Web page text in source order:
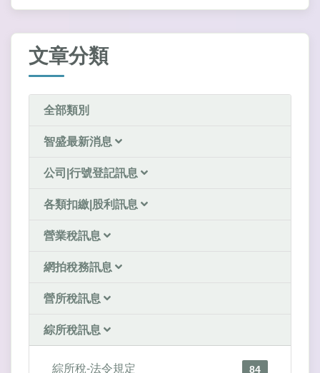
文章分類
全部類別
智盛最新消息
公司|行號登記訊息
各類扣繳|股利訊息
營業稅訊息
網拍稅務訊息
營所稅訊息
綜所稅訊息
綜所稅-法令規定 84